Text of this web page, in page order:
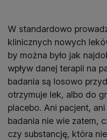
W standardowo
klinicznych nowych
by można było jak
wpływ danej terapii na
badania są losowo
otrzymuje lek, albo do
placebo. Ani pacjent,
badania nie wie zatem,
czy substancję, która